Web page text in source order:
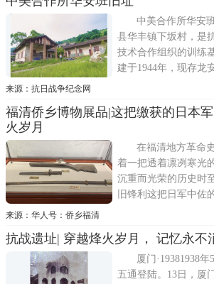
班遗址。当年华安班
行的市文广新局文物
成立于抗日战争
中美合作所华安
县华丰镇下坂村，是
技术合作组织的训练
建于1944年，现存龙
碑与种德堂内保存的
中美合作所第六特种
合作所训练基地，主
来源：抗日战争纪念网
福清侨乡博物展品|这把缴获的日本
火岁月
在福清地方革命
着一把透着凛冽寒光
沉重而光荣的历史时
旧锋利这把日军中佐
港伏击战中缴获所得
州，无疑有着特殊的
军从连江和长乐多处
福清县城先后沦陷抗
来源：华人号：侨乡福清
抗战遗址| 穿越烽火岁月， 记忆永不
厦门·19381938
五通登陆。13日，厦